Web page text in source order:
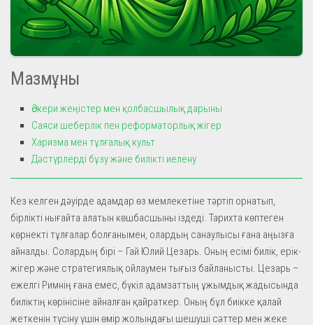
Мазмұны
Әскери жеңістер мен қолбасшылық дарыны
Саяси шеберлік пен реформаторлық жігер
Харизма мен тұлғалық культ
Дәстүрлерді бұзу және билікті иелену
Кез келген дәуірде адамдар өз мемлекетіне тәртіп орнатып,
бірлікті нығайта алатын көшбасшыны іздеді. Тарихта көптеген
көрнекті тұлғалар болғанымен, олардың санаулысы ғана аңызға
айналды. Солардың бірі – Гай Юлий Цезарь. Оның есімі билік, ерік-
жігер және стратегиялық ойлаумен тығыз байланысты. Цезарь –
ежелгі Римнің ғана емес, бүкіл адамзаттың ұжымдық жадысында
биліктің көрінісіне айналған қайраткер. Оның бұл биікке қалай
жеткенін түсіну үшін өмір жолындағы шешуші сәттер мен жеке